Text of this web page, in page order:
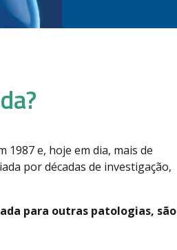
e, hoje em dia, mais de
por décadas de investigação,
para outras patologias, são